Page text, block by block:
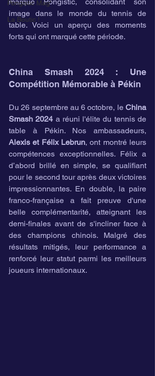
Pongistic Mag'
La Boutic !
image dans le monde du tennis de
table. Voici un aperçu des moments
forts qui ont marqué cette période.
China Smash 2024 : Une
Compétition Mémorable à Pékin
Du 26 septembre au 6 octobre, le China
Smash 2024 a réuni l'élite du tennis de
Alexis et Félix Lebrun, ont montré leurs
compétences exceptionnelles. Félix a
d’abord brillé en simple, se qualifiant
pour le second tour après deux victoires
impressionnantes. En double, la paire
franco-française a fait preuve d'une
belle complémentarité, atteignant les
demi-finales avant de s'incliner face à
des champions chinois. Malgré des
résultats mitigés, leur performance a
renforcé leur statut parmi les meilleurs
joueurs internationaux.